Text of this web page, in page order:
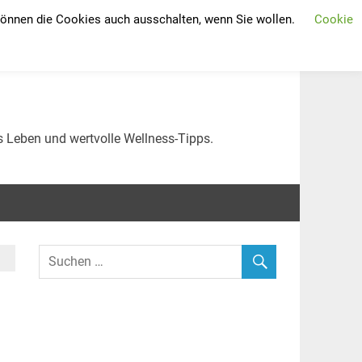
und wertvolle Wellness-Tipps.
die Cookies auch ausschalten, wenn Sie wollen. Cookie